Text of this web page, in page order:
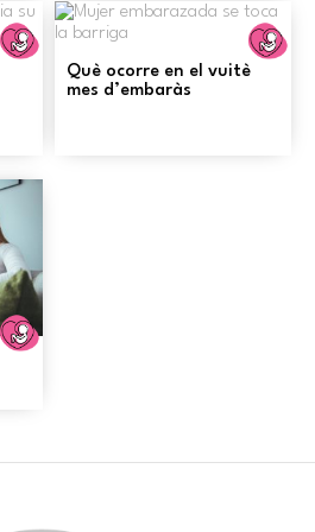
Embaràs
Què ocorre en el vuitè
mes d’embaràs